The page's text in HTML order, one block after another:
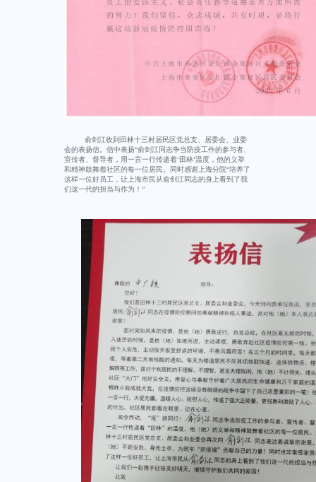
俞剑江收到田林十三村居民区党总支、居委会、业委
会的表扬信。信中表扬“俞剑江同志争当防疫工作的参与者、
宣传者、督导者，用一言一行传递着‘田林’温度，他的义举
和精神鼓舞着社区的每一位居民。同时感谢上海分院“培养了
这样一位好员工，让上海市民从俞剑江同志的身上看到了我
们这一代的担当与作为！”